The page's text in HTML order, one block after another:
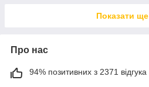
Показати ще
Про нас
94% позитивних з 2371 відгука